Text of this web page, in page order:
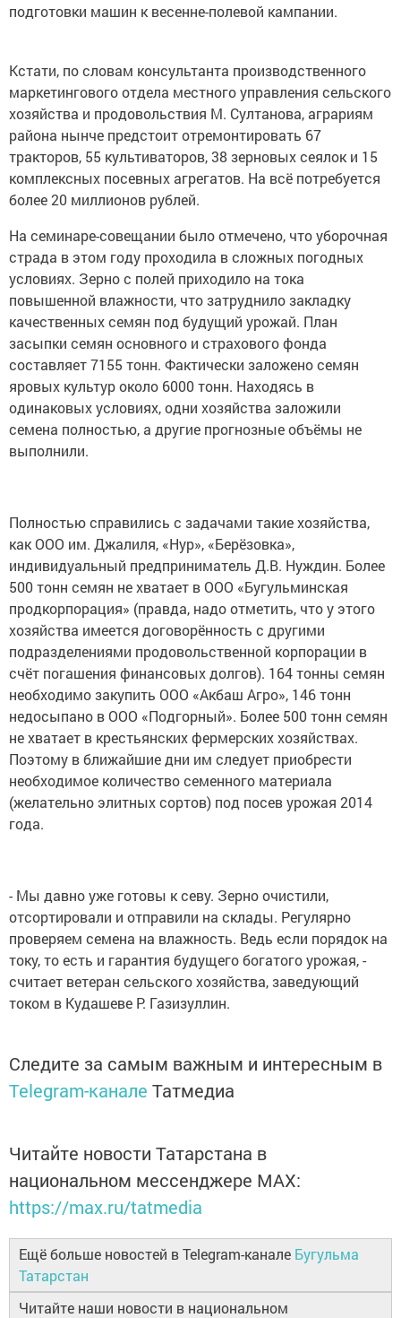
подготовки машин к весенне-полевой кампании.
Кстати, по словам консультанта производственного
маркетингового отдела местного управления сельского
хозяйства и продовольствия М. Султанова, аграриям
района нынче предстоит отремонтировать 67
тракторов, 55 культиваторов, 38 зерновых сеялок и 15
комплексных посевных агрегатов. На всё потребуется
более 20 миллионов рублей.
На семинаре-совещании было отмечено, что уборочная
страда в этом году проходила в сложных погодных
условиях. Зерно с полей приходило на тока
повышенной влажности, что затруднило закладку
качественных семян под будущий урожай. План
засыпки семян основного и страхового фонда
составляет 7155 тонн. Фактически заложено семян
яровых культур около 6000 тонн. Находясь в
одинаковых условиях, одни хозяйства заложили
семена полностью, а другие прогнозные объёмы не
выполнили.
Полностью справились с задачами такие хозяйства,
как ООО им. Джалиля, «Нур», «Берёзовка»,
индивидуальный предприниматель Д.В. Нуждин. Более
500 тонн семян не хватает в ООО «Бугульминская
продкорпорация» (правда, надо отметить, что у этого
хозяйства имеется договорённость с другими
подразделениями продовольственной корпорации в
счёт погашения финансовых долгов). 164 тонны семян
необходимо закупить ООО «Акбаш Агро», 146 тонн
недосыпано в ООО «Подгорный». Более 500 тонн семян
не хватает в крестьянских фермерских хозяйствах.
Поэтому в ближайшие дни им следует приобрести
необходимое количество семенного материала
(желательно элитных сортов) под посев урожая 2014
года.
- Мы давно уже готовы к севу. Зерно очистили,
отсортировали и отправили на склады. Регулярно
проверяем семена на влажность. Ведь если порядок на
току, то есть и гарантия будущего богатого урожая, -
считает ветеран сельского хозяйства, заведующий
током в Кудашеве Р. Газизуллин.
Следите за самым важным и интересным в
Telegram-канале Татмедиа
Читайте новости Татарстана в
национальном мессенджере MАХ:
https://max.ru/tatmedia
Ещё больше новостей в Telegram-канале Бугульма
Татарстан
Читайте наши новости в национальном